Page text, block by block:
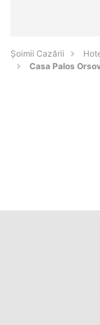
Șoimii Cazării
Casa Palos